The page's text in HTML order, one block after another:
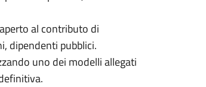
al contributo di
dipendenti pubblici.
uno dei modelli allegati